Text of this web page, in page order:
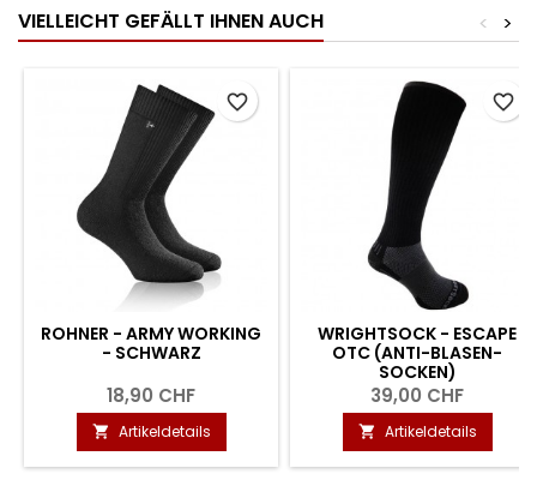
VIELLEICHT GEFÄLLT IHNEN AUCH >
<
ROHNER - ARMY WORKING
- SCHWARZ
18,90 CHF
 Artikeldetails
favorite_border
WRIGHTSOCK - ESCAPE
OTC (ANTI-BLASEN-
SOCKEN)
39,00 CHF
 Artikeldetails
favorite_border